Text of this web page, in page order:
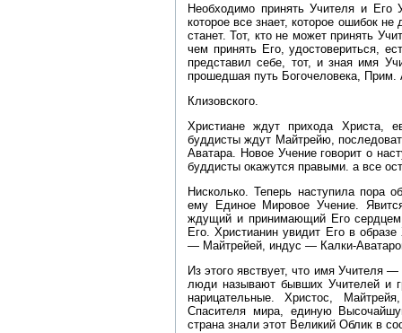
Необходимо принять Учителя и
которое все знает, которое ошибок
станет. Тот, кто не может принять
чем принять Его, удостовериться,
представил себе, тот, и зная имя
прошедшая путь Богочеловека, Прим.
Клизовского.
Христиане ждут прихода Христа,
буддисты ждут Майтрейю,
Аватара. Новое Учение говорит о
буддисты окажутся правыми. а все
Нисколько. Теперь наступила пора
ему Единое Мировое Учение.
ждущий и принимающий Его
Его. Христианин увидит Его в
— Майтрейей, индус —
Из этого явствует, что имя Учителя
люди называют бывших Учителей и
нарицательные. Христос,
Спасителя мира, единую
страна знали этот Великий Облик в